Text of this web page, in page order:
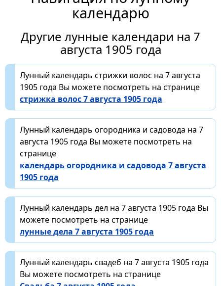
календарю
Другие лунные календари на 7
августа 1905 года
Лунный календарь стрижки волос на 7 августа
1905 года Вы можете посмотреть на странице
стрижка волос 7 августа 1905 года
Лунный календарь огородника и садовода на 7
августа 1905 года Вы можете посмотреть на
странице
календарь огородника и садовода 7 августа
1905 года
Лунный календарь дел на 7 августа 1905 года Вы
можете посмотреть на странице
лунные дела 7 августа 1905 года
Лунный календарь свадеб на 7 августа 1905 года
Вы можете посмотреть на странице